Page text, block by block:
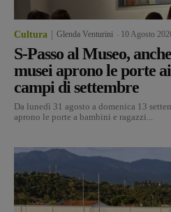
Cultura Glenda Venturini 10 Agosto
S-Passo al Museo,
musei aprono le porte
campi di settembre
Da lunedì 31 agosto a domenica 13
aprono le porte a bambini e ragazzi...